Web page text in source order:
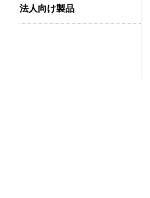
法人向け製品